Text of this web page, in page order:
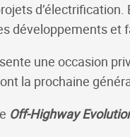
développements et
une occasion
la prochaine
Off-Highway